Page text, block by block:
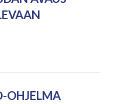
OHJELMA